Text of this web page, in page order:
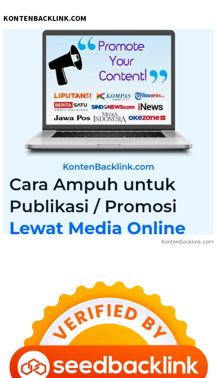
KONTENBACKLINK.COM
KontenBacklink.com